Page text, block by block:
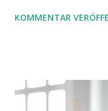
Stolperfallen. Hier ein
KOMMENTAR